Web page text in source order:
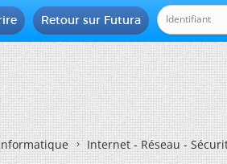
Retour sur Futura
Internet - Réseau -